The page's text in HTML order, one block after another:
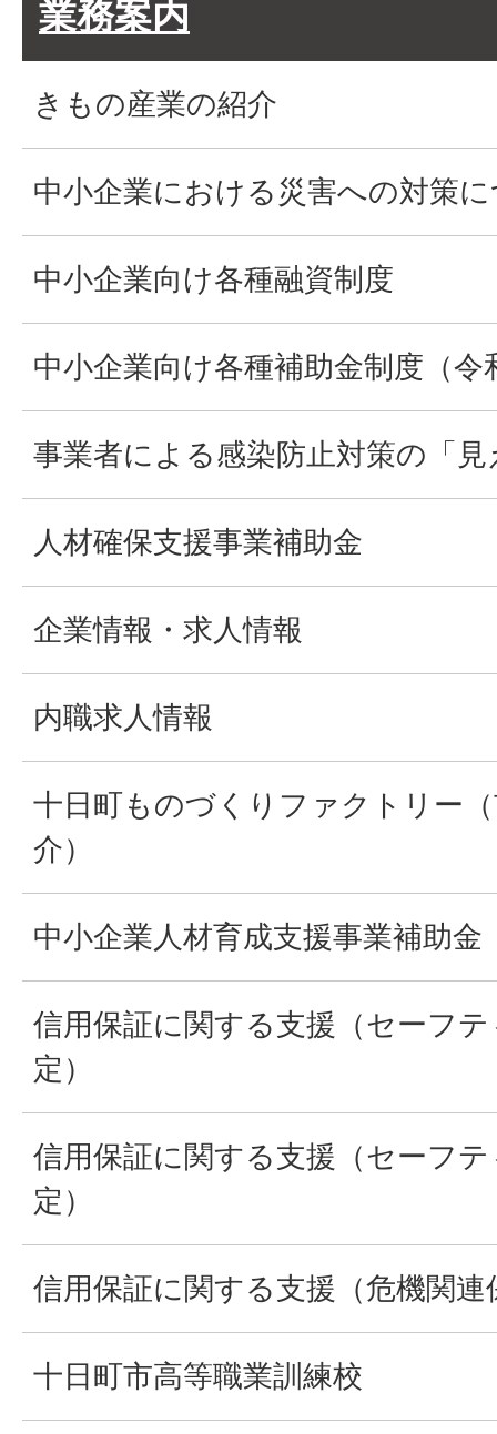
業務案内
きもの産業の紹介
中小企業における災害への対策
中小企業向け各種融資制度
中小企業向け各種補助金制度（令
事業者による感染防止対策の「見
人材確保支援事業補助金
企業情報・求人情報
内職求人情報
十日町ものづくりファクトリー
介）
中小企業人材育成支援事業補助金
信用保証に関する支援（セーフ
定）
信用保証に関する支援（セーフ
定）
信用保証に関する支援（危機関連
十日町市高等職業訓練校